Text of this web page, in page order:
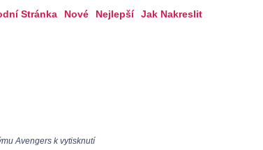
Stránka Nové Nejlepší Jak Nakreslit
Avengers k vytisknutí